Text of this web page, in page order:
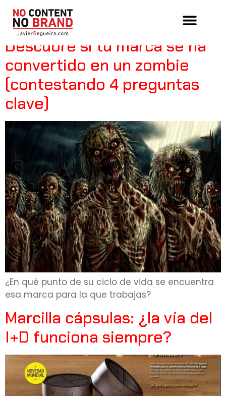
Tag:ciclo de vida
Descubre si tu marca se ha
convertido en un zombie
(contestando 4 preguntas
clave)
¿En qué punto de su ciclo de vida se encuentra
esa marca para la que trabajas?
Marcilla cápsulas: ¿la vía del
I+D funciona siempre?